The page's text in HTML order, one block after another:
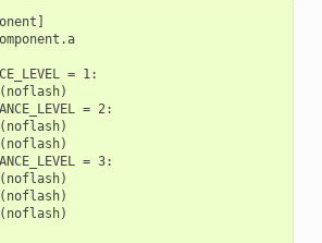
= 1:
= 2:
= 3: